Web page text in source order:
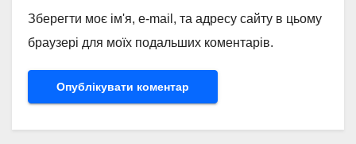
Зберегти моє ім'я, e-mail, та адресу сайту в цьому
браузері для моїх подальших коментарів.